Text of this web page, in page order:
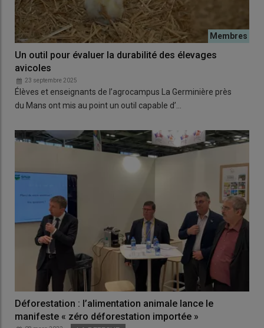
Un outil pour évaluer la durabilité des élevages
avicoles
23 septembre 2025
Élèves et enseignants de l’agrocampus La Germinière près
du Mans ont mis au point un outil capable d’…
Déforestation : l’alimentation animale lance le
manifeste « zéro déforestation importée »